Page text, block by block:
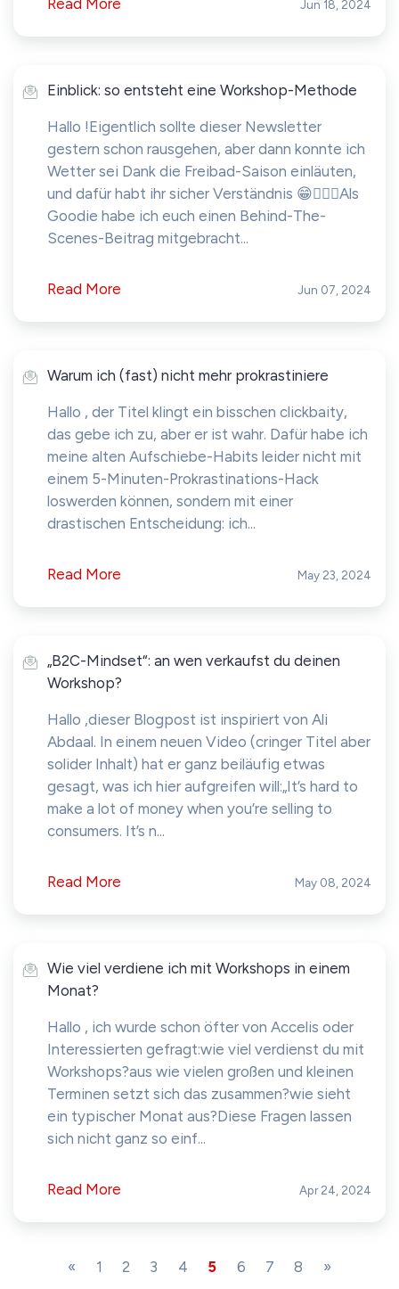
Read More Jun 18, 2024
Einblick: so entsteht eine Workshop-Methode
Hallo !Eigentlich sollte dieser Newsletter
gestern schon rausgehen, aber dann konnte ich
Wetter sei Dank die Freibad-Saison einläuten,
und dafür habt ihr sicher Verständnis 😁🏊🏻‍♀️Als
Goodie habe ich euch einen Behind-The-
Scenes-Beitrag mitgebracht...
Read More Jun 07, 2024
Warum ich (fast) nicht mehr prokrastiniere
Hallo , der Titel klingt ein bisschen clickbaity,
das gebe ich zu, aber er ist wahr. Dafür habe ich
meine alten Aufschiebe-Habits leider nicht mit
einem 5-Minuten-Prokrastinations-Hack
loswerden können, sondern mit einer
drastischen Entscheidung: ich...
Read More May 23, 2024
„B2C-Mindset“: an wen verkaufst du deinen
Workshop?
Hallo ,dieser Blogpost ist inspiriert von Ali
Abdaal. In einem neuen Video (cringer Titel aber
solider Inhalt) hat er ganz beiläufig etwas
gesagt, was ich hier aufgreifen will:„It’s hard to
make a lot of money when you’re selling to
consumers. It’s n...
Read More May 08, 2024
Wie viel verdiene ich mit Workshops in einem
Monat?
Hallo , ich wurde schon öfter von Accelis oder
Interessierten gefragt:wie viel verdienst du mit
Workshops?aus wie vielen großen und kleinen
Terminen setzt sich das zusammen?wie sieht
ein typischer Monat aus?Diese Fragen lassen
sich nicht ganz so einf...
Read More Apr 24, 2024
« 1 2 3 4 5 6 7 8 »